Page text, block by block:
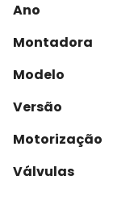
Ano
Montadora
Modelo
Versão
Motorização
Válvulas